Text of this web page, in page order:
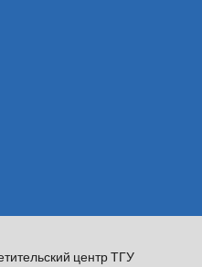
центр ТГУ